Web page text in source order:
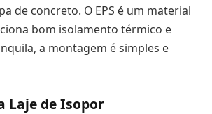
de concreto. O EPS é um material
bom isolamento térmico e
a montagem é simples e
Laje de Isopor